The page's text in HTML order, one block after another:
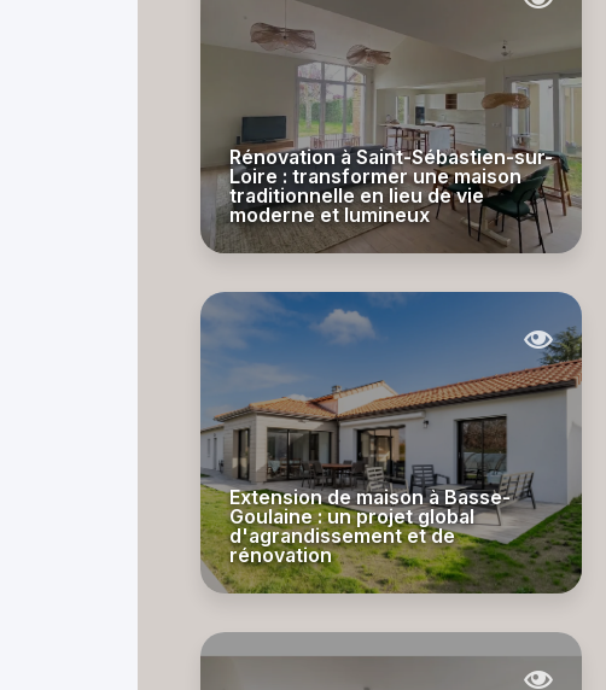
Rénovation à Saint-Sébastien-sur-
Loire : transformer une maison
traditionnelle en lieu de vie
moderne et lumineux
Extension de maison à Basse-
Goulaine : un projet global
d'agrandissement et de
rénovation